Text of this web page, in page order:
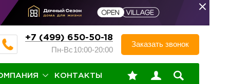
+7 (499) 650-50-18
Пн-Вс10:00-20:00
Заказать звонок
КОНТАКТЫ